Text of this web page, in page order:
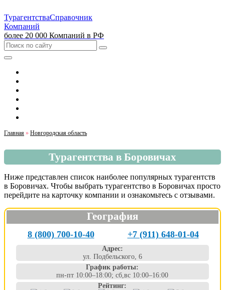
ТурагентстваСправочник
Компаний
более 20 000 Компаний в РФ
Главная » Новгородская область
Турагентства в Боровичах
Ниже представлен список наиболее популярных турагентств
в Боровичах. Чтобы выбрать турагентство в Боровичах просто
перейдите на карточку компании и ознакомьтесь с отзывами.
География
8 (800) 700-10-40 +7 (911) 648-01-04
Адрес:
ул. Подбельского, 6
График работы:
пн-пт 10:00–18:00; сб,вс 10:00–16:00
Рейтинг: